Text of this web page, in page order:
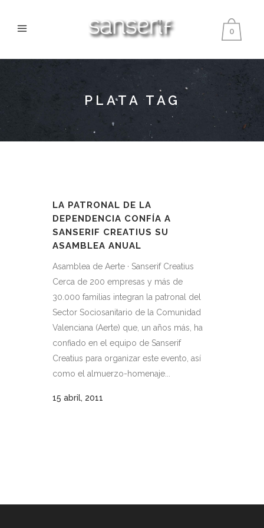
0
PLATA TAG
LA PATRONAL DE LA
DEPENDENCIA CONFÍA A
SANSERIF CREATIUS SU
ASAMBLEA ANUAL
Asamblea de Aerte · Sanserif Creatius
Cerca de 200 empresas y más de
30.000 familias integran la patronal del
Sector Sociosanitario de la Comunidad
Valenciana (Aerte) que, un años más, ha
confiado en el equipo de Sanserif
Creatius para organizar este evento, así
como el almuerzo-homenaje...
15 abril, 2011